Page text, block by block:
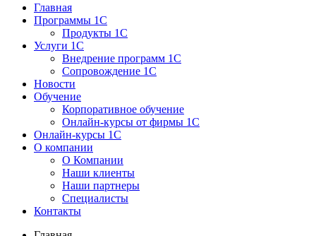
Главная
Программы 1С
Продукты 1С
Услуги 1С
Внедрение программ 1С
Сопровождение 1С
Новости
Обучение
Корпоративное обучение
Онлайн-курсы от фирмы 1С
Онлайн-курсы 1С
О компании
О Компании
Наши клиенты
Наши партнеры
Специалисты
Контакты